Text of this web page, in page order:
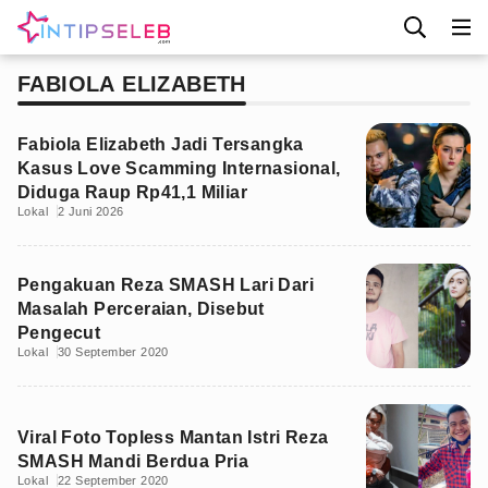
FABIOLA ELIZABETH
Fabiola Elizabeth Jadi Tersangka
Kasus Love Scamming Internasional,
Diduga Raup Rp41,1 Miliar
Lokal 2 Juni 2026
Pengakuan Reza SMASH Lari Dari
Masalah Perceraian, Disebut
Pengecut
Lokal 30 September 2020
Viral Foto Topless Mantan Istri Reza
SMASH Mandi Berdua Pria
Lokal 22 September 2020